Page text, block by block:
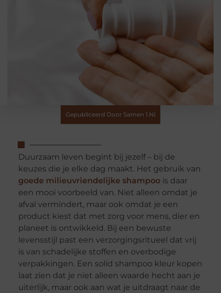
Gepubliceerd Door Samen 1.nl
Duurzaam leven begint bij jezelf – bij de
keuzes die je elke dag maakt. Het gebruik van
goede milieuvriendelijke shampoois daar
een mooi voorbeeld van. Niet alleen omdat je
afval vermindert, maar ook omdat je een
product kiest dat met zorg voor mens, dier en
planeet is ontwikkeld. Bij een bewuste
levensstijl past een verzorgingsritueel dat vrij
is van schadelijke stoffen en overbodige
verpakkingen. Een solid shampoo kleur kopen
laat zien dat je niet alleen waarde hecht aan je
uiterlijk, maar ook aan wat je uitdraagt naar de